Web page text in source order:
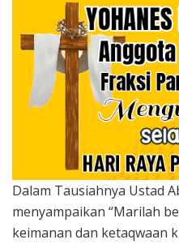
Dalam Tausiahnya Ustad
menyampaikan “Marilah
keimanan dan ketaqwaan